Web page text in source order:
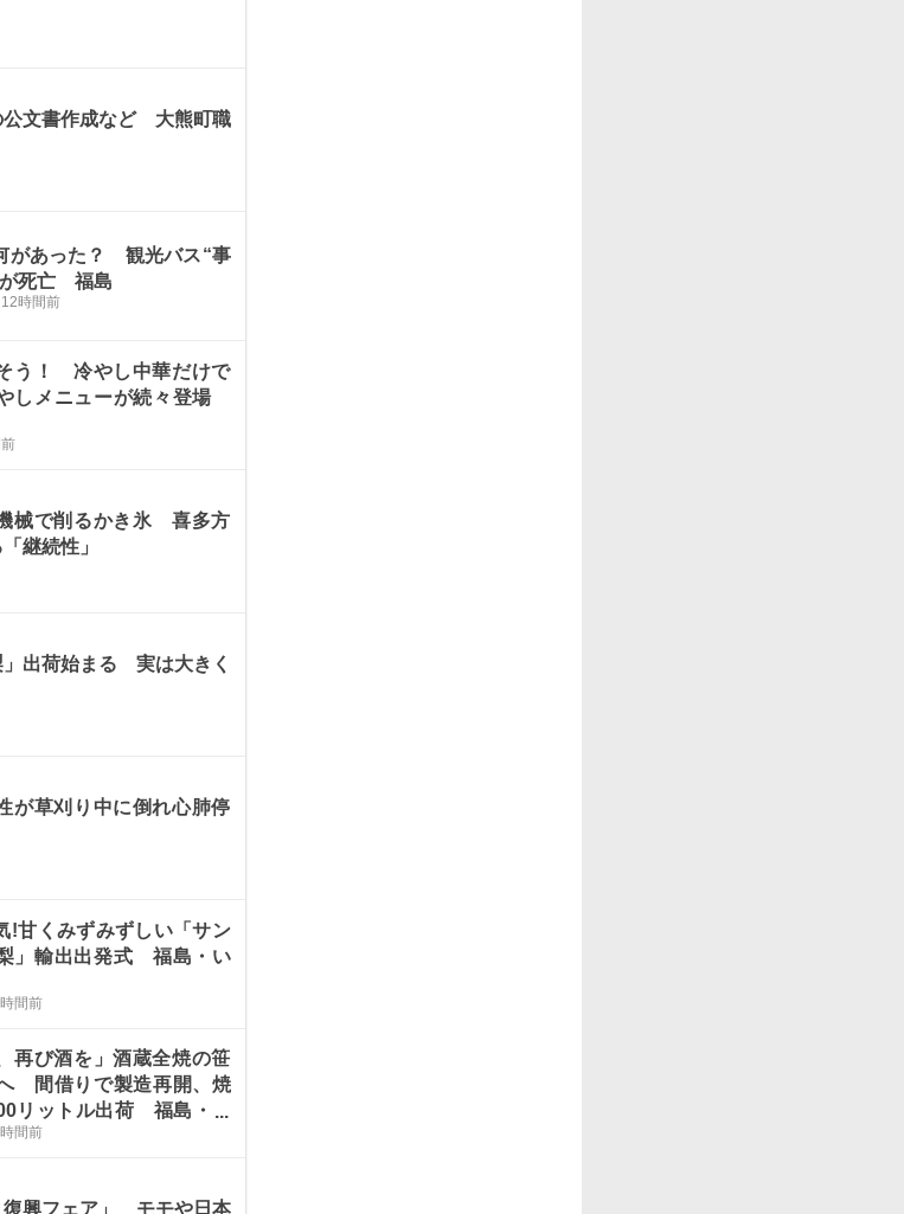
公文書作成など 大熊町職
があった？ 観光バス“事
が死亡 福島
12時間前
う！ 冷やし中華だけで
しメニューが続々登場
械で削るかき氷 喜多方
継続性」
」出荷始まる 実は大きく
が草刈り中に倒れ心肺停
!甘くみずみずしい「サン
」輸出出発式 福島・い
間前
再び酒を」酒蔵全焼の笹
間借りで製造再開、焼
リットル出荷 福島・喜
間前
復興フェア」 モモや日本